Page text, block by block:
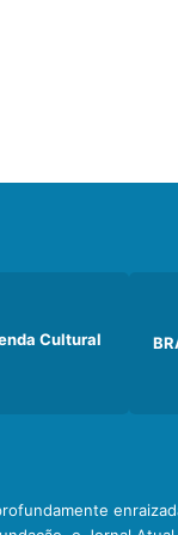
Cultural